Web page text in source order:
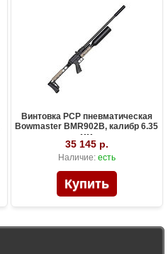
Винтовка PCP пневматическая
Bowmaster BMR902B, калибр 6.35
мм
35 145 р.
Наличие: есть